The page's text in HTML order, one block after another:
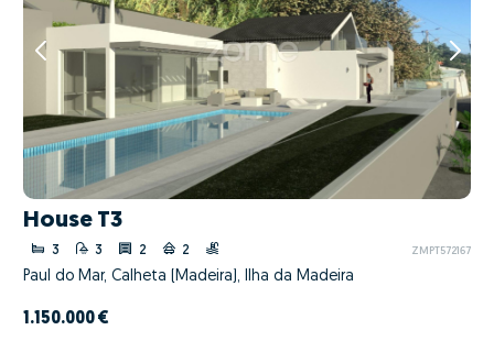
House T3
3 3 2 2 ZMPT572167
Paul do Mar, Calheta (Madeira), Ilha da Madeira
1.150.000 €